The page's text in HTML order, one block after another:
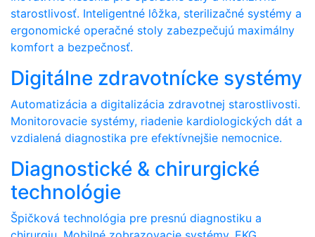
starostlivosť. Inteligentné lôžka, sterilizačné systémy a
ergonomické operačné stoly zabezpečujú maximálny
komfort a bezpečnosť.
Digitálne zdravotnícke systémy
Automatizácia a digitalizácia zdravotnej starostlivosti.
Monitorovacie systémy, riadenie kardiologických dát a
vzdialená diagnostika pre efektívnejšie nemocnice.
Diagnostické & chirurgické
technológie
Špičková technológia pre presnú diagnostiku a